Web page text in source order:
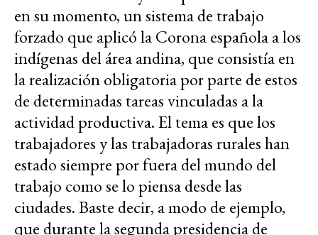
en su momento, un sistema de trabajo
forzado que aplicó la Corona española a los
indígenas del área andina, que consistía en
la realización obligatoria por parte de estos
de determinadas tareas vinculadas a la
actividad productiva. El tema es que los
trabajadores y las trabajadoras rurales han
estado siempre por fuera del mundo del
trabajo como se lo piensa desde las
ciudades. Baste decir, a modo de ejemplo,
que durante la segunda presidencia de